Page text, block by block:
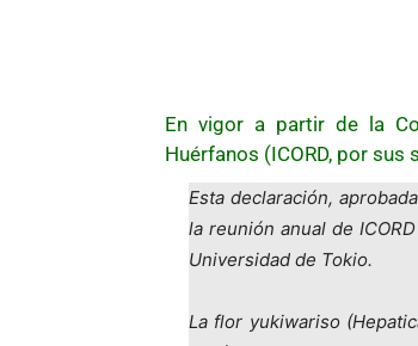
En vigor a partir de la
Huérfanos (ICORD, por
Esta declaración,
la reunión anual de
Universidad de Tokio.
La flor yukiwariso